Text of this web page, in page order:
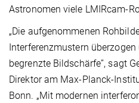
Astronomen viele LMIRcam-
„Die aufgenommenen
Interferenzmustern
begrenzte Bildschärfe”, sagt
Direktor am Max-Planck-
Bonn. „Mit modernen